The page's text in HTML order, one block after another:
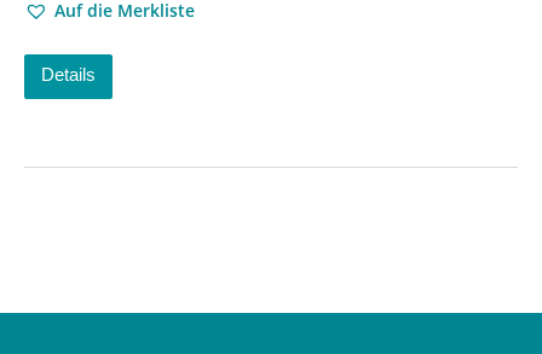
Auf die Merkliste
Details